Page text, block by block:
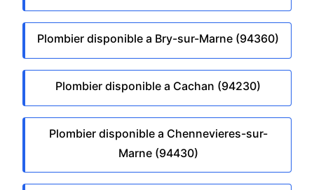
Plombier disponible a Bry-sur-Marne (94360)
Plombier disponible a Cachan (94230)
Plombier disponible a Chennevieres-sur-
Marne (94430)